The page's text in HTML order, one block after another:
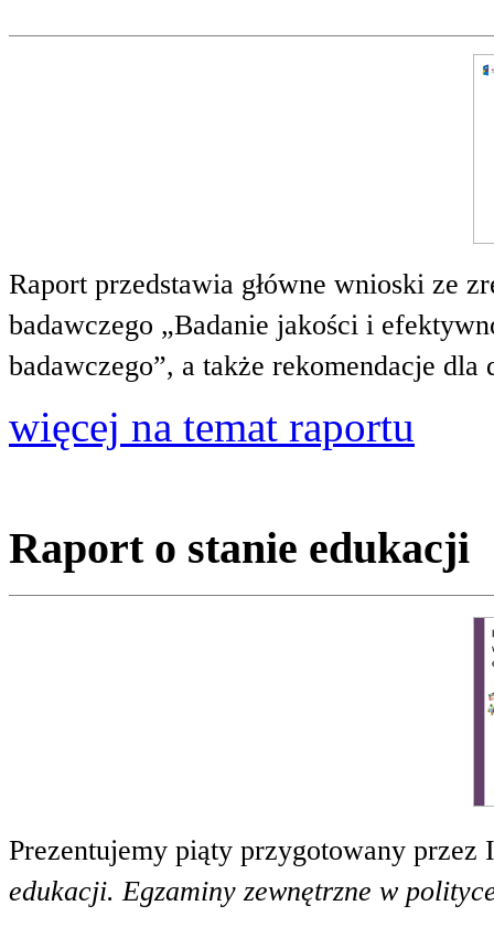
Raport przedstawia główne wnioski ze
badawczego „Badanie jakości i
badawczego”, a także rekomendacje
więcej na temat raportu
Raport o stanie edukacji
Prezentujemy piąty przygotowany
edukacji. Egzaminy zewnętrzne w